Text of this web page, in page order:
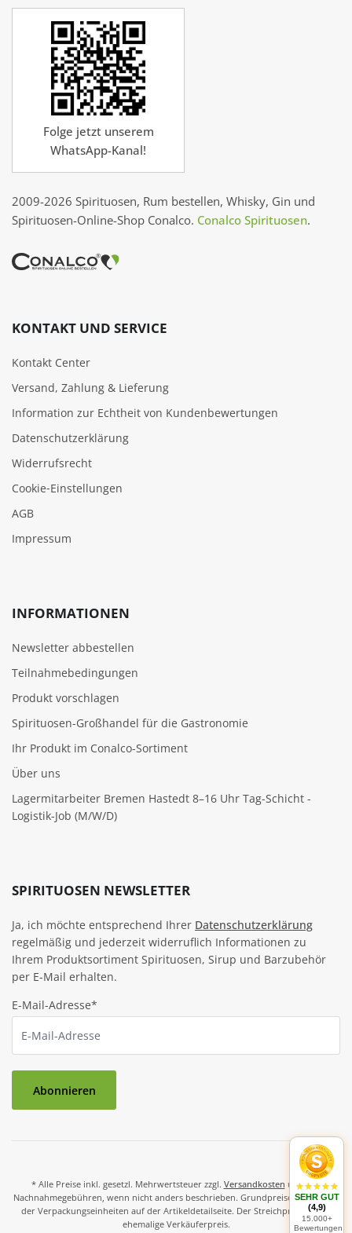
Folge jetzt unserem
WhatsApp-Kanal!
2009-2026 Spirituosen, Rum bestellen, Whisky, Gin und
Spirituosen-Online-Shop Conalco. Conalco Spirituosen.
KONTAKT UND SERVICE
Kontakt Center
Versand, Zahlung & Lieferung
Information zur Echtheit von Kundenbewertungen
Datenschutzerklärung
Widerrufsrecht
Cookie‑Einstellungen
AGB
Impressum
INFORMATIONEN
Newsletter abbestellen
Teilnahmebedingungen
Produkt vorschlagen
Spirituosen-Großhandel für die Gastronomie
Ihr Produkt im Conalco-Sortiment
Über uns
Lagermitarbeiter Bremen Hastedt 8–16 Uhr Tag-Schicht -
Logistik-Job (M/W/D)
SPIRITUOSEN NEWSLETTER
Ja, ich möchte entsprechend Ihrer Datenschutzerklärung
regelmäßig und jederzeit widerruflich Informationen zu
Ihrem Produktsortiment Spirituosen, Sirup und Barzubehör
per E-Mail erhalten.
E-Mail-Adresse*
Abonnieren
* Alle Preise inkl. gesetzl. Mehrwertsteuer zzgl. Versandkosten und ggf.
Nachnahmegebühren, wenn nicht anders beschrieben. Grundpreise und Preise
der Verpackungseinheiten auf der Artikeldetailseite. Der Streichpreis ist der
ehemalige Verkäuferpreis.
SEHR GUT
(4,9)
15.000+
Bewertungen